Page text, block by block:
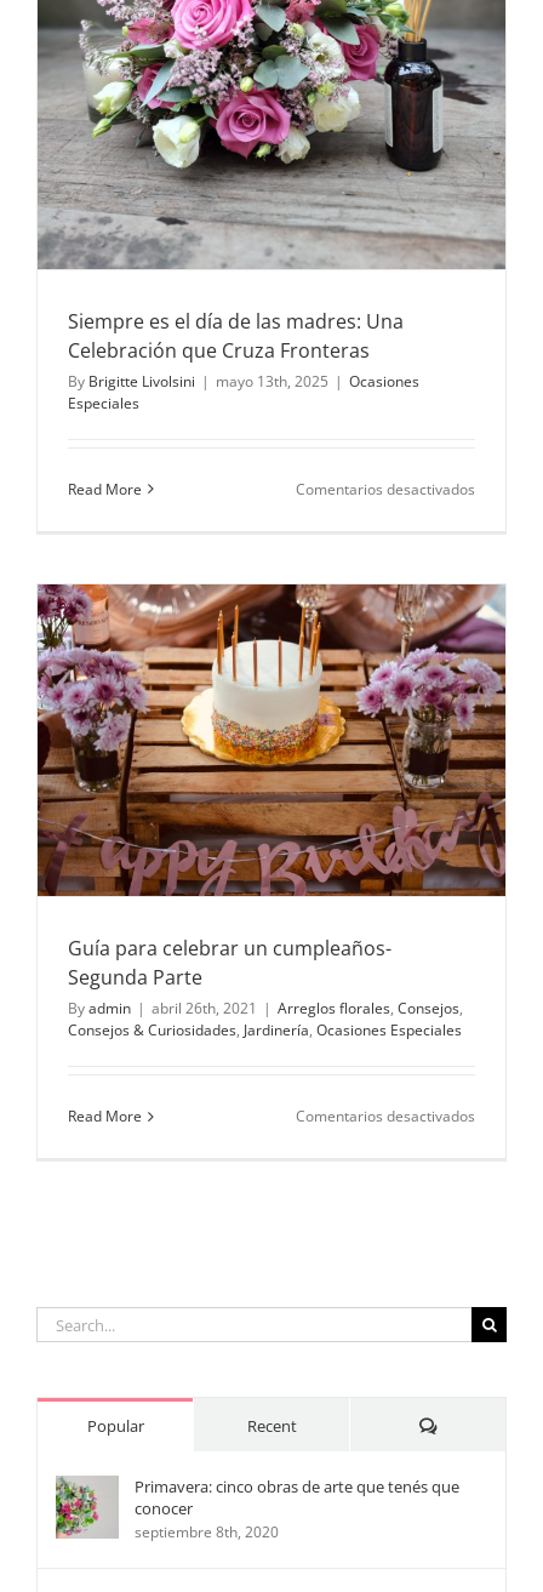
Siempre es el día de las madres: Una
Celebración que Cruza Fronteras
By Brigitte Livolsini | mayo 13th, 2025 | Ocasiones
Especiales
Read More Comentarios desactivados
de
las
madres:
Una
que
Cruza
Fronteras
Guía para celebrar un cumpleaños-
Segunda Parte
Byadmin | abril 26th, 2021 | Arreglos florales, Consejos,
Consejos & Curiosidades, Jardinería, Ocasiones Especiales
Read More Comentarios desactivados
Search
for:
Popular Recent Comments
Primavera: cinco obras de arte que tenés que
conocer
septiembre 8th, 2020